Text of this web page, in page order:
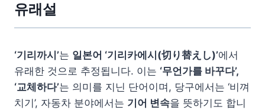
유래설
‘기리까시’는 일본어 ‘기리카에시(切り替えし)’에서
유래한 것으로 추정됩니다. 이는 ‘무언가를 바꾸다’,
‘교체하다’는 의미를 지닌 단어이며, 당구에서는 ‘비껴
치기’, 자동차 분야에서는 기어 변속을 뜻하기도 합니